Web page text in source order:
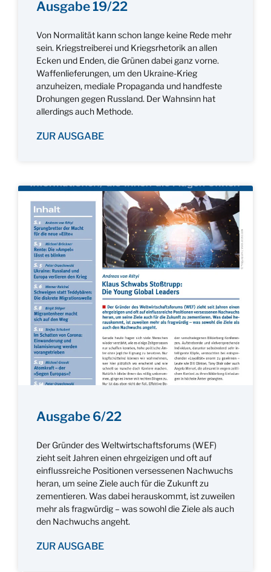
Ausgabe 19/22
Von Normalität kann schon lange keine Rede mehr
sein. Kriegstreiberei und Kriegsrhetorik an allen
Ecken und Enden, die Grünen dabei ganz vorne.
Waffenlieferungen, um den Ukraine-Krieg
anzuheizen, mediale Propaganda und handfeste
Drohungen gegen Russland. Der Wahnsinn hat
allerdings auch Methode.
ZUR AUSGABE
Ausgabe 6/22
Der Gründer des Weltwirtschaftsforums (WEF)
zieht seit Jahren einen ehrgeizigen und oft auf
einflussreiche Positionen versessenen Nachwuchs
heran, um seine Ziele auch für die Zukunft zu
zementieren. Was dabei herauskommt, ist zuweilen
mehr als fragwürdig – was sowohl die Ziele als auch
den Nachwuchs angeht.
ZUR AUSGABE